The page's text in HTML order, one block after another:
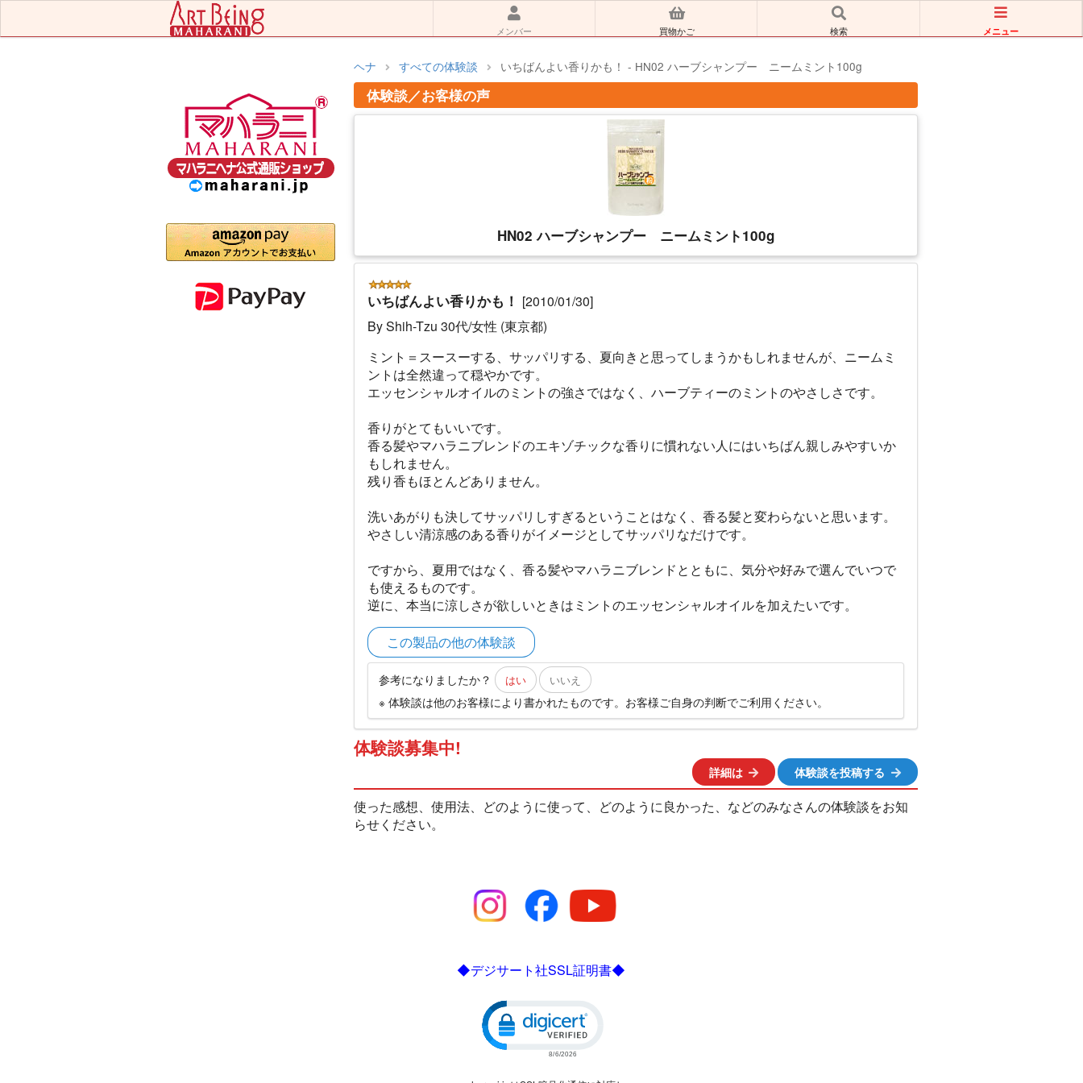
メンバー 買物かご 検索 メニュー
ヘナ すべての体験談 いちばんよい香りかも！ - HN02 ハーブシャンプー ニームミント100g
体験談／お客様の声
HN02 ハーブシャンプー ニームミント100g
いちばんよい香りかも！ [2010/01/30]
By Shih-Tzu 30代/女性 (東京都)
ミント＝スースーする、サッパリする、夏向きと思ってしまうかもしれませんが、ニームミ
ントは全然違って穏やかです。
エッセンシャルオイルのミントの強さではなく、ハーブティーのミントのやさしさです。
香りがとてもいいです。
香る髪やマハラニブレンドのエキゾチックな香りに慣れない人にはいちばん親しみやすいか
もしれません。
残り香もほとんどありません。
洗いあがりも決してサッパリしすぎるということはなく、香る髪と変わらないと思います。
やさしい清涼感のある香りがイメージとしてサッパリなだけです。
ですから、夏用ではなく、香る髪やマハラニブレンドとともに、気分や好みで選んでいつで
も使えるものです。
逆に、本当に涼しさが欲しいときはミントのエッセンシャルオイルを加えたいです。
この製品の他の体験談
参考になりましたか？ はい いいえ
※ 体験談は他のお客様により書かれたものです。お客様ご自身の判断でご利用ください。
体験談募集中!
体験談を投稿する
詳細は
使った感想、使用法、どのように使って、どのように良かった、などのみなさんの体験談をお知
らせください。
◆デジサート社SSL証明書◆